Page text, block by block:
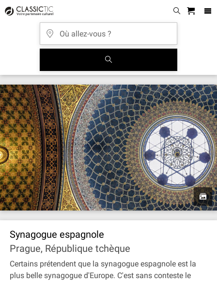
Synagogue espagnole
Prague, République tchèque
Certains prétendent que la synagogue espagnole est la
plus belle synagogue d'Europe. C'est sans conteste le